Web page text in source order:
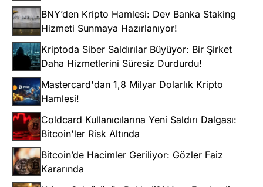
BNY’den Kripto Hamlesi: Dev Banka Staking
Hizmeti Sunmaya Hazırlanıyor!
Kriptoda Siber Saldırılar Büyüyor: Bir Şirket
Daha Hizmetlerini Süresiz Durdurdu!
Mastercard'dan 1,8 Milyar Dolarlık Kripto
Hamlesi!
Coldcard Kullanıcılarına Yeni Saldırı Dalgası:
Bitcoin'ler Risk Altında
Bitcoin’de Hacimler Geriliyor: Gözler Faiz
Kararında